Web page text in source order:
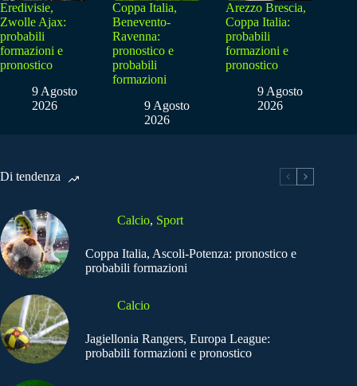
Eredivisie,
Zwolle Ajax:
probabili
formazioni e
pronostico
9 Agosto
2026
Coppa Italia,
Benevento-
Ravenna:
pronostico e
probabili
formazioni
9 Agosto
2026
Arezzo Brescia,
Coppa Italia:
probabili
formazioni e
pronostico
9 Agosto
2026
Di tendenza
Calcio, Sport
Coppa Italia, Ascoli-Potenza: pronostico e
probabili formazioni
Calcio
Jagiellonia Rangers, Europa League:
probabili formazioni e pronostico